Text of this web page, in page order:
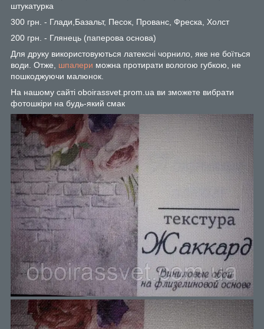
штукатурка
300 грн. - Глади,Базальт, Песок, Прованс, Фреска, Холст
200 грн. - Глянець (паперова основа)
Для друку використовуються латексні чорнило, яке не боїться
води. Отже, шпалери можна протирати вологою губкою, не
пошкоджуючи малюнок.
На нашому сайті oboirassvet.prom.ua ви зможете вибрати
фотошкіри на будь-який смак